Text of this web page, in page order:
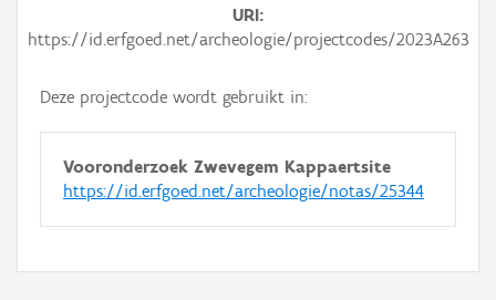
URI
https://id.erfgoed.net/archeologie/projectcodes/2023A263
Deze projectcode wordt gebruikt in:
Vooronderzoek Zwevegem Kappaertsite
https://id.erfgoed.net/archeologie/notas/25344